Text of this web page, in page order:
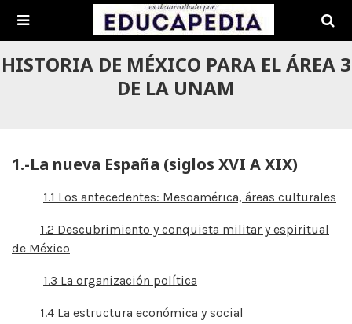
HISTORIA DE MÉXICO PARA EL ÁREA 3
DE LA UNAM
1.-La nueva España (siglos XVI A XIX)
1.1 Los antecedentes: Mesoamérica, áreas culturales
1.2 Descubrimiento y conquista militar y espiritual
de México
1.3 La organización política
1.4 La estructura económica y social